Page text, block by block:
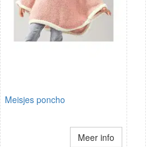
Meisjes poncho
Meer info